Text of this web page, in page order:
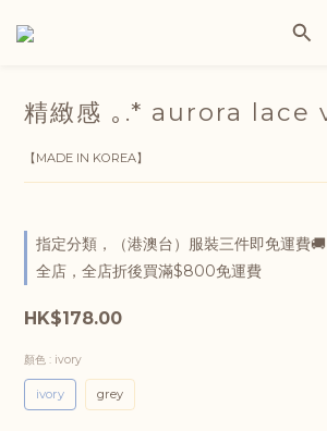
精緻感 ｡.* aurora lace
【MADE IN KOREA】
指定分類，（港澳台）服裝三件即免運費🚚
全店，全店折後買滿$800免運費
HK$178.00
顏色 : ivory
ivory grey